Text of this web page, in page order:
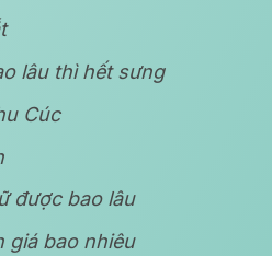
lâu thì hết sưng
Cúc
được bao lâu
giá bao nhiêu